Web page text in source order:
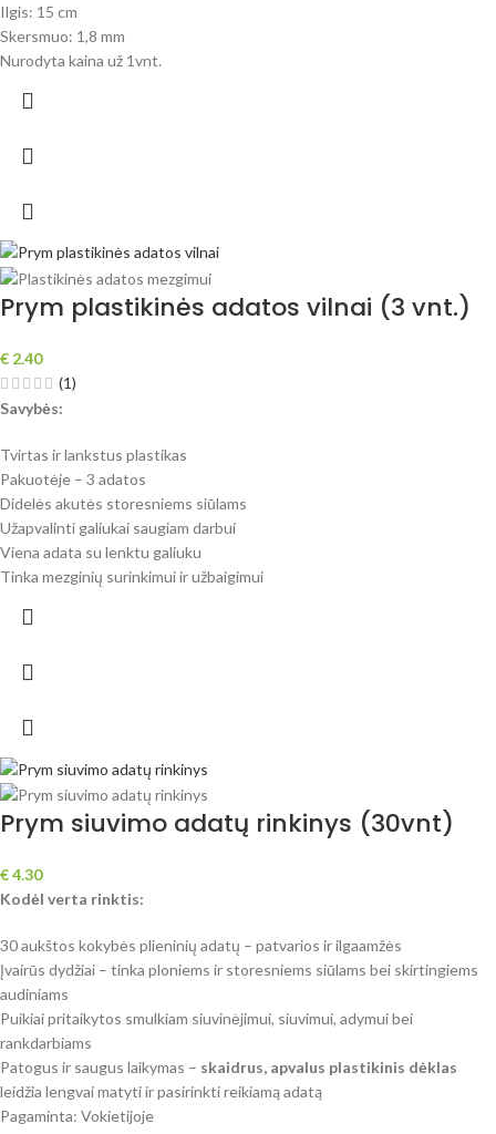
Ilgis: 15 cm
Skersmuo: 1,8 mm
Nurodyta kaina už 1vnt.
Prym plastikinės adatos vilnai (3 vnt.)
€ 2.40
(1)
Savybės:
Tvirtas ir lankstus plastikas
Pakuotėje – 3 adatos
Didelės akutės storesniems siūlams
Užapvalinti galiukai saugiam darbui
Viena adata su lenktu galiuku
Tinka mezginių surinkimui ir užbaigimui
Prym siuvimo adatų rinkinys (30vnt)
€4.30
Kodėl verta rinktis:
30 aukštos kokybės plieninių adatų – patvarios ir ilgaamžės
Įvairūs dydžiai – tinka ploniems ir storesniems siūlams bei skirtingiems
audiniams
Puikiai pritaikytos smulkiam siuvinėjimui, siuvimui, adymui bei
rankdarbiams
Patogus ir saugus laikymas – skaidrus, apvalus plastikinis dėklas
leidžia lengvai matyti ir pasirinkti reikiamą adatą
Pagaminta: Vokietijoje